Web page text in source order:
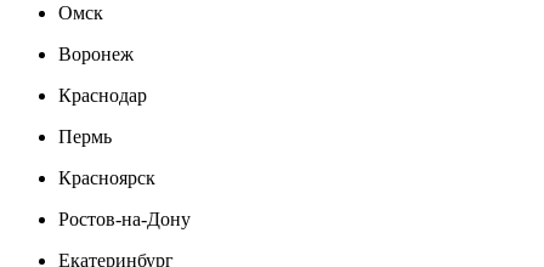
Омск
Воронеж
Краснодар
Пермь
Красноярск
Ростов-на-Дону
Екатеринбург